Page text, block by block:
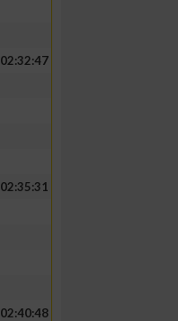
02:32:47
02:35:31
02:40:48